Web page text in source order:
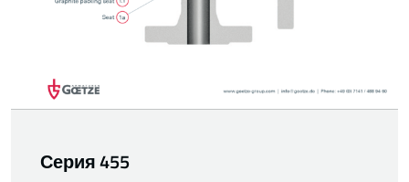
Серия 455